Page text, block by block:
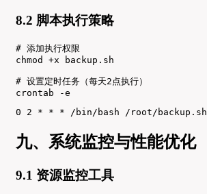
8.2 脚本执行策略
# 添加执行权限
chmod +x backup.sh
# 设置定时任务（每天2点执行）
crontab -e
0 2 * * * /bin/bash /root/backup.sh
九、系统监控与性能优化
9.1 资源监控工具